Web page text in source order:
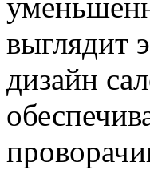
выглядит
дизайн